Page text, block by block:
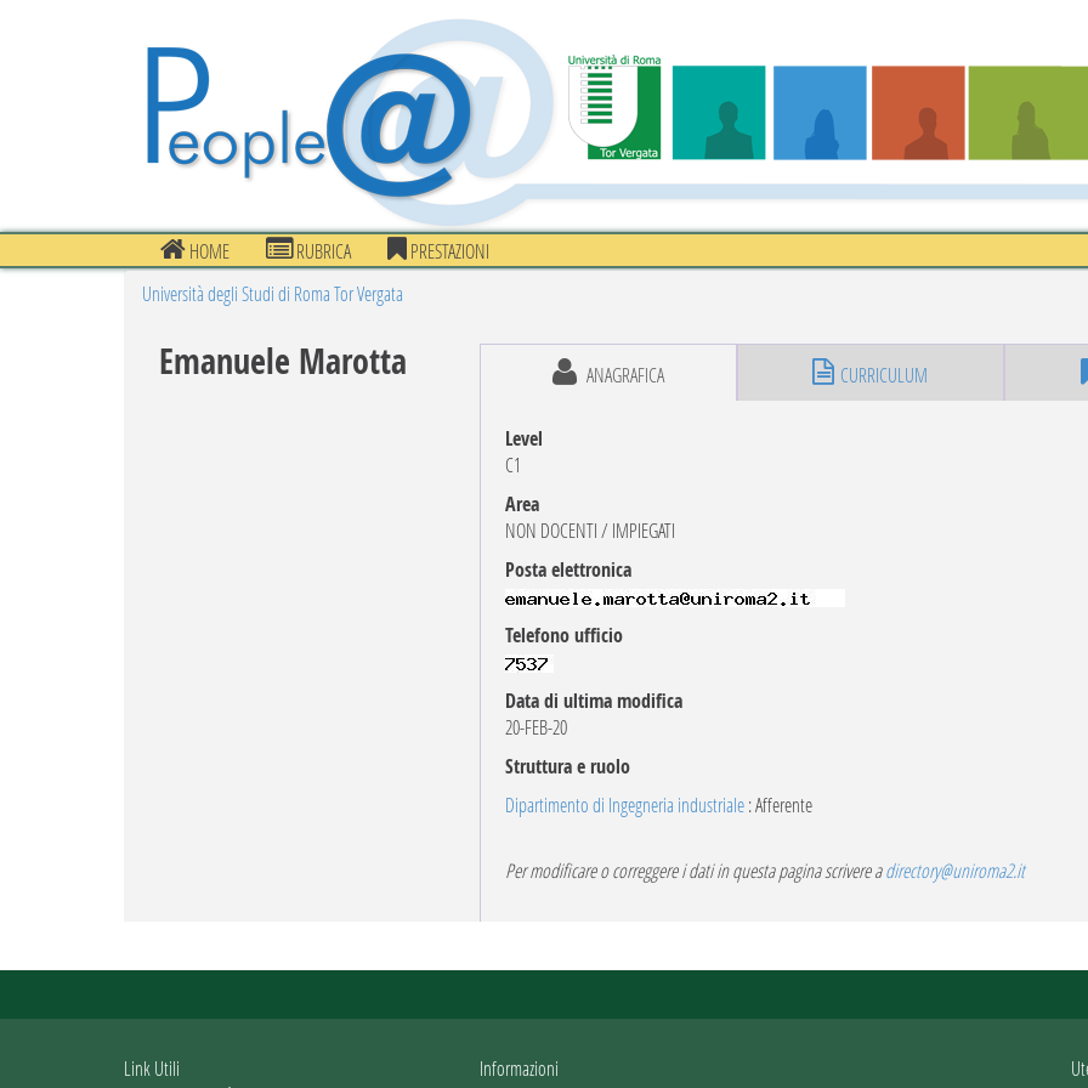
HOME RUBRICA PRESTAZIONI
Università degli Studi di Roma Tor Vergata
Emanuele Marotta ANAGRAFICA CURRICULUM
Level
C1
Area
NON DOCENTI / IMPIEGATI
Posta elettronica
Telefono ufficio
Data di ultima modifica
20-FEB-20
Struttura e ruolo
Dipartimento di Ingegneria industriale: Afferente
Per modificare o correggere i dati in questa pagina scrivere adirectory@uniroma2.it
Link Utili
Informazioni